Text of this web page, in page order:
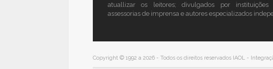
atuallizar os leitores; divulgados por instituições
assessorias de imprensa e autores especializados
Copyright © 1992 a 2026 - Todos os direitos reservados IAOL -